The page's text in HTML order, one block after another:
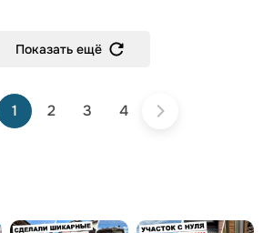
Показать ещё
1 2 3 4